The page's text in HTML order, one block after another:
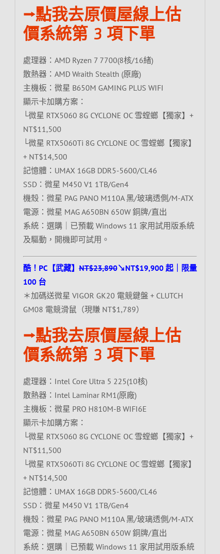
⭢點我去原價屋線上估
價系統第 3 項下單
處理器：AMD Ryzen 7 7700(8核/16緒)
散熱器：AMD Wraith Stealth (原廠)
主機板：微星 B650M GAMING PLUS WIFI
顯示卡加購方案：
└微星 RTX5060 8G CYCLONE OC 雪螳螂【獨家】+
NT$11,500
└微星 RTX5060Ti 8G CYCLONE OC 雪螳螂【獨家】
+ NT$14,500
記憶體：UMAX 16GB DDR5-5600/CL46
SSD：微星 M450 V1 1TB/Gen4
機殼：微星 PAG PANO M110A 黑/玻璃透側/M-ATX
電源：微星 MAG A650BN 650W 銅牌/直出
系統：選購｜已預載 Windows 11 家用試用版系統
及驅動，開機即可試用。
酷！PC【武藏】NT$23,890↘NT$19,900 起｜限量
100 台
＊加碼送微星 VIGOR GK20 電競鍵盤 + CLUTCH
GM08 電競滑鼠（現賺 NT$1,789）
⭢點我去原價屋線上估
價系統第 3 項下單
處理器：Intel Core Ultra 5 225(10核)
散熱器：Intel Laminar RM1(原廠)
主機板：微星 PRO H810M-B WIFI6E
顯示卡加購方案：
└微星 RTX5060 8G CYCLONE OC 雪螳螂【獨家】+
NT$11,500
└微星 RTX5060Ti 8G CYCLONE OC 雪螳螂【獨家】
+ NT$14,500
記憶體：UMAX 16GB DDR5-5600/CL46
SSD：微星 M450 V1 1TB/Gen4
機殼：微星 PAG PANO M110A 黑/玻璃透側/M-ATX
電源：微星 MAG A650BN 650W 銅牌/直出
系統：選購｜已預載 Windows 11 家用試用版系統